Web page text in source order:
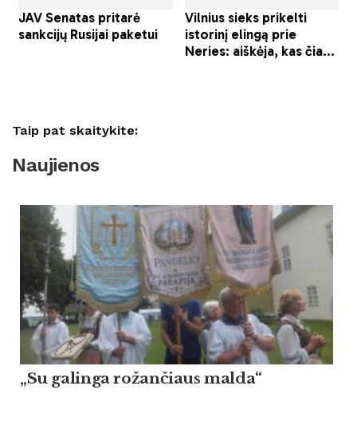
Taip pat skaitykite:
Naujienos
„Su galinga rožančiaus malda“